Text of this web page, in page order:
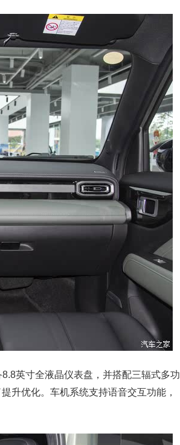
英寸全液晶仪表盘，并搭配三辐式多功
升优化。车机系统支持语音交互功能，